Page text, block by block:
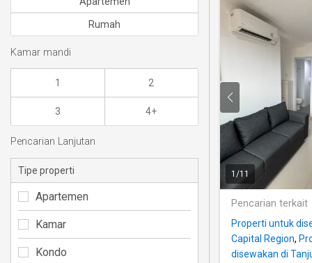
1 /11
Pencarian terkait
Properti untuk
Capital Region,
disewakan di
Rumah
Kamar mandi
1 2
3 4+
Pencarian Lanjutan
Tipe properti
Apartemen
Kamar
Kondo